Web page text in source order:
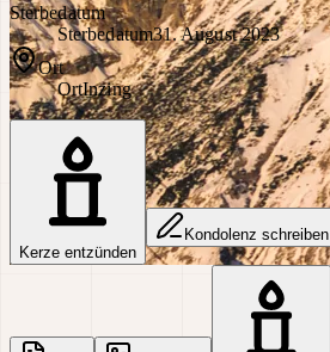
Sterbedatum
Sterbedatum31. August 2023
Ort
OrtInzing
Kerze entzünden
Kondolenz schreiben